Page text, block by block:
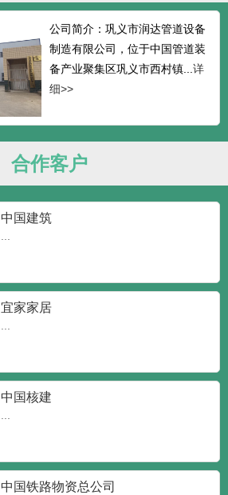
公司简介：巩义市润达管道设备
制造有限公司，位于中国管道装
备产业聚集区巩义市西村镇... 详
细>>
合作客户
中国建筑
...
宜家家居
...
中国核建
...
中国铁路物资总公司